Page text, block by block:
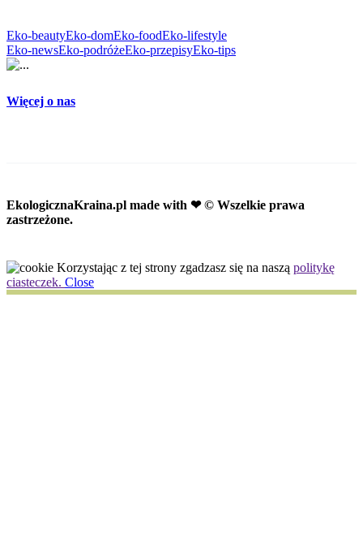
Eko-beautyEko-domEko-foodEko-lifestyle
Eko-newsEko-podróżeEko-przepisyEko-tips
Więcej o nas
EkologicznaKraina.pl made with ❤ © Wszelkie prawa
zastrzeżone.
Korzystając z tej strony zgadzasz się na naszą politykę
ciasteczek. Close